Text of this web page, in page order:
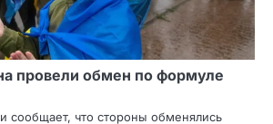
провели обмен по формуле
сообщает, что стороны обменялись